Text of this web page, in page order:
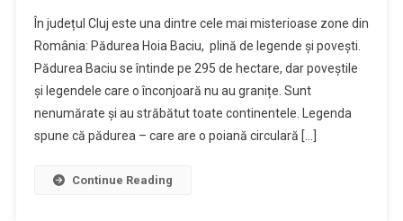
În județul Cluj este una dintre cele mai misterioase zone din
România: Pădurea Hoia Baciu, plină de legende și povești.
Pădurea Baciu se întinde pe 295 de hectare, dar poveștile
și legendele care o înconjoară nu au granițe. Sunt
nenumărate și au străbătut toate continentele. Legenda
spune că pădurea – care are o poiană circulară […]
Continue Reading